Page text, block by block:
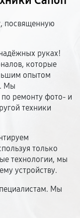
посвященную
руках!
которые
опытом
Мы
по ремонту фото- и
техники
только
технологии, мы
устройству.
Мы